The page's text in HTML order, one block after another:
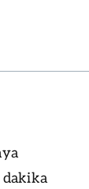
dakika